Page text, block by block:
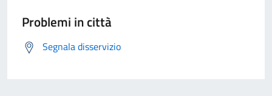
Problemi in città
Segnala disservizio